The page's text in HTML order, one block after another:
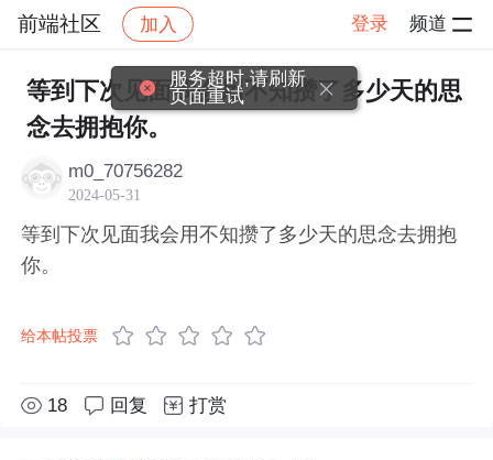
前端社区 加入 登录 频道
社区 前端社区 感慨 帖子详情
等到下次见面我会用不知攒了多少天的思
念去拥抱你。 ​​​
m0_70756282
2024-05-31
等到下次见面我会用不知攒了多少天的思念去拥抱
你。 ​​​
给本帖投票
18 回复 打赏
服务超时,请刷新
页面重试